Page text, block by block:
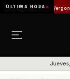
ÚLTIMA HORA
de Pesca Vergonzosa